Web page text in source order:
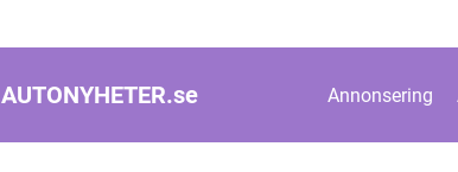
AUTONYHETER.se Annonsering